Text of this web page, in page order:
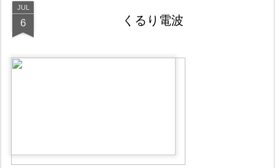
JUL
6 くるり電波